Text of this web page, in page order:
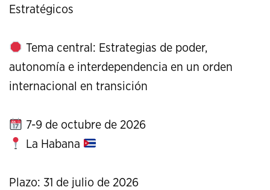
Estratégicos
Tema central: Estrategias de poder,
autonomía e interdependencia en un orden
internacional en transición
7-9 de octubre de 2026
La Habana
Plazo: 31 de julio de 2026